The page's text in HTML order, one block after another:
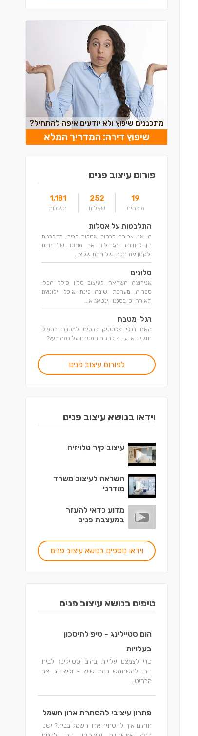
מתכננים שיפוץ ולא יודעים איפה להתחיל?
שיפוץ דירה: המדריך המלא
פורום עיצוב פנים
19
מומחים
252
שאלות
1,181
תשובות
התלבטות על אסלות
הי אני צריכה לבחור אסלות לבית, מתלבטת
בין לחדרים הגדולים את מונסון של חמת
ולקטן את תלתן של חמת שקצ...
סלונים
אנירוצה השראה לעיצוב סלון כולל הכל:
ספריה, מערכת ישיבה פינת אוכל וילונוץת
תאורה וכו בסגנון וינטאג א...
רגלי מטבח
האם רגלי פלסטיק כבסיס למטבח מספיק
חזקים או עדיף להניח המטבח על במה מעץ?
לפורום עיצוב פנים
וידאו בנושא עיצוב פנים
עיצוב קיר טלויזיה
השראה לעיצוב משרד
מודרני
מדוע כדאי להעזר
במעצבת פנים
וידאו נוספים בנושא עיצוב פנים
טיפים בנושא עיצוב פנים
הום סטיילינג - טיפ לחיסכון
בעלויות
כדי לצמצם עלויות בהום סטיילינג לבית
ניתן להשתמש במה שיש - ולשדרג. אם
הרהיט...
פתרון עיצובי להסתרת ארון חשמל
תוהים איך להסתיר ארון חשמל בבית? ישנן